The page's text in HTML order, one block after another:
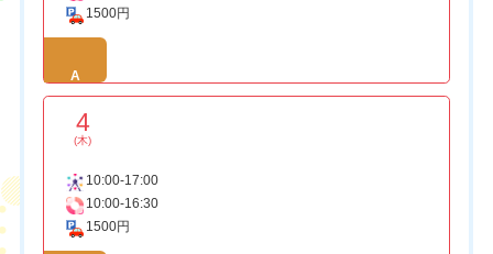
1500円
A
4
(木)
10:00-17:00
10:00-16:30
1500円